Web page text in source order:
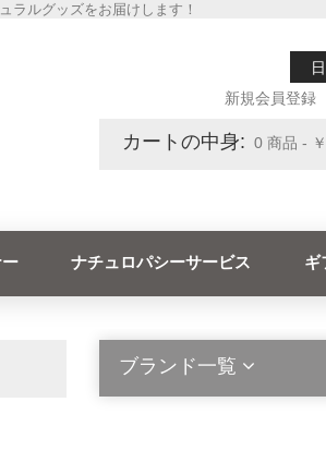
ラルグッズをお届けします！
新規会員登録
カートの中身: 0 商品 -
ナチュロパシーサービス ギ
ブランド一覧